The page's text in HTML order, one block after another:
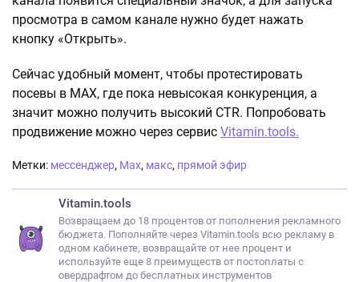
просмотра в самом канале нужно будет нажать
кнопку «Открыть».
Сейчас удобный момент, чтобы протестировать
посевы в МАХ, где пока невысокая конкуренция, а
значит можно получить высокий CTR. Попробовать
продвижение можно через сервис Vitamin.tools.
Метки: мессенджер, Max, макс, прямой эфир
Vitamin.tools
Возвращаем до 18 процентов от пополнения рекламного
бюджета. Пополняйте через Vitamin.tools всю рекламу в
одном кабинете, возвращайте от нее процент и
используйте еще 8 преимуществ от постоплаты с
овердрафтом до бесплатных инструментов